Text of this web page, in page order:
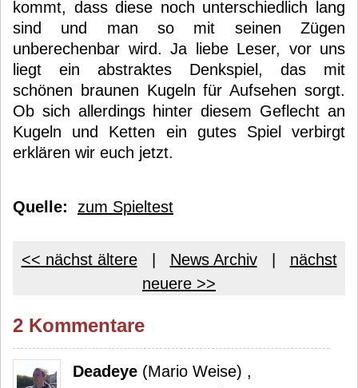
kommt, dass diese noch unterschiedlich lang
sind und man so mit seinen Zügen
unberechenbar wird. Ja liebe Leser, vor uns
liegt ein abstraktes Denkspiel, das mit
schönen braunen Kugeln für Aufsehen sorgt.
Ob sich allerdings hinter diesem Geflecht an
Kugeln und Ketten ein gutes Spiel verbirgt
erklären wir euch jetzt.
Quelle: zum Spieltest
<< nächst ältere| News Archiv| nächst
neuere >>
2 Kommentare
Deadeye (Mario Weise) ,